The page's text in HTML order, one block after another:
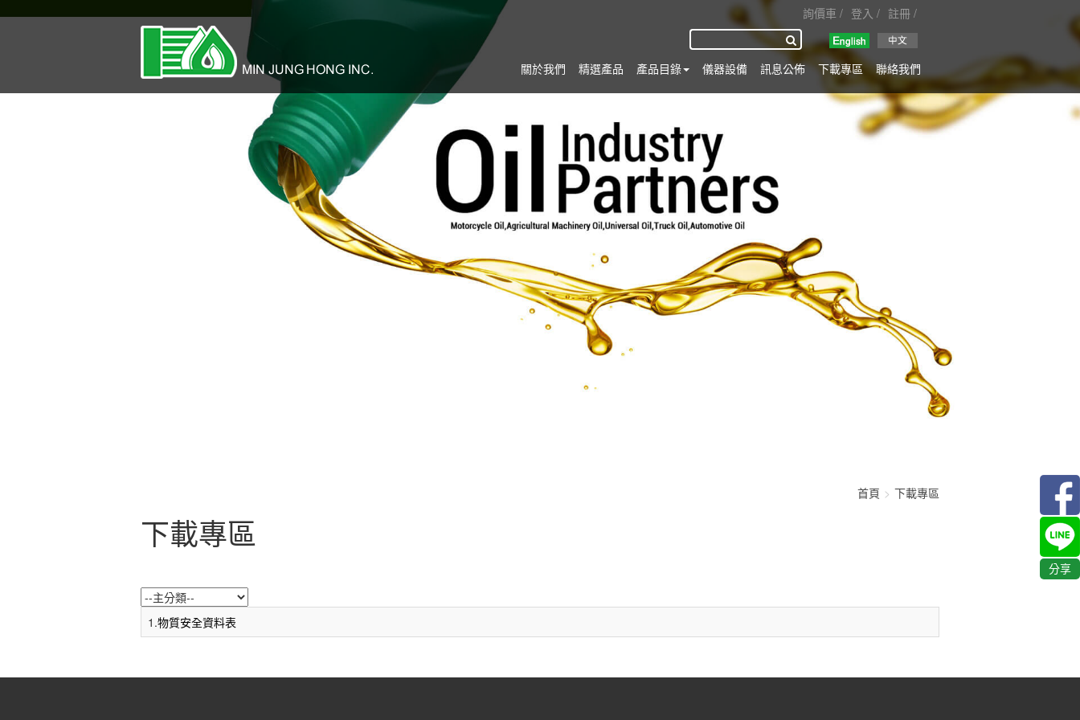
詢價車 登入
註冊
搜尋
關於我們 精選產品 產品目錄 儀器設備 訊息公佈 下載專區 聯絡我們
分享
首頁 下載專區
下載專區
1.物質安全資料表